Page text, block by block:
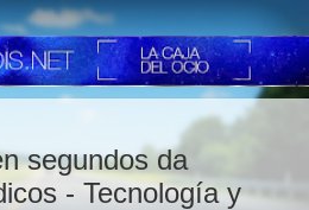
segundos da
- Tecnología y